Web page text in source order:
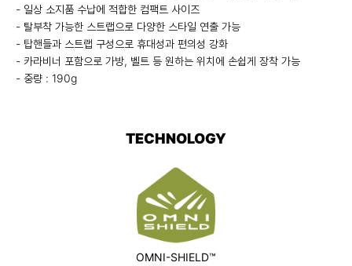
- 일상 소지품 수납에 적합한 컴팩트 사이즈
- 탈부착 가능한 스트랩으로 다양한 스타일 연출 가능
- 탑핸들과 스트랩 구성으로 휴대성과 편의성 강화
- 카라비너 포함으로 가방, 벨트 등 원하는 위치에 손쉽게 장착 가능
- 중량 : 190g
TECHNOLOGY
OMNI-SHIELD™